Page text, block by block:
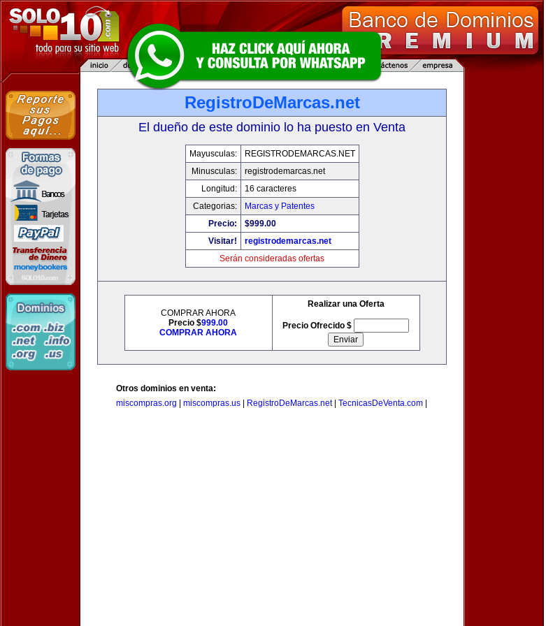
RegistroDeMarcas.net
El dueño de este dominio lo ha puesto en Venta
Mayusculas:
REGISTRODEMARCAS.NET
Minusculas:
registrodemarcas.net
Longitud:
16 caracteres
Categorias:
Marcas y Patentes
Precio:
$999.00
Visitar!
registrodemarcas.net
Serán consideradas ofertas
COMPRAR AHORA
Precio $999.00
COMPRAR AHORA
Realizar una Oferta
Precio Ofrecido $
Otros dominios en venta:
miscompras.org
miscompras.us RegistroDeMarcas.net| TecnicasDeVenta.com